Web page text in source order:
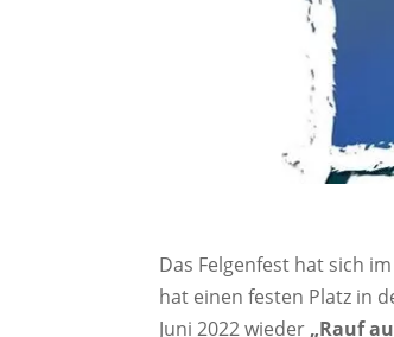
Das Felgenfest hat sich
hat einen festen Platz in
Juni 2022 wieder „Rauf